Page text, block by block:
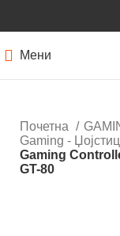
Мени
Почетна
Gaming -
Gaming
GT-80